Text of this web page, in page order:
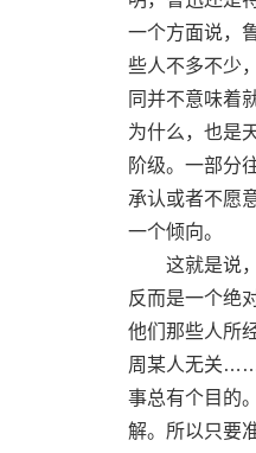
一个方面说，
些人不多不少
同并不意味着
为什么，也是
阶级。一部分
承认或者不愿
一个倾向。
这就是说，
反而是一个绝
他们那些人所
周某人无关……
事总有个目的
解。所以只要